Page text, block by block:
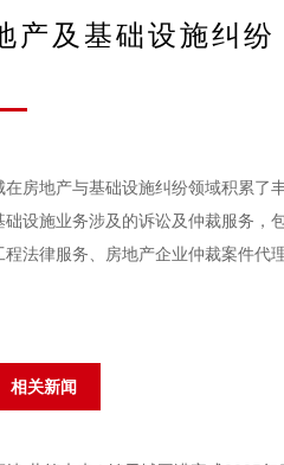
产及基础设施纠纷
在房地产与基础设施纠纷领域积累了
础设施业务涉及的诉讼及仲裁服务，
程法律服务、房地产企业仲裁案件代理
相关新闻